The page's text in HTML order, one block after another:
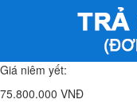
Giá niêm yết:
75.800.000 VNĐ